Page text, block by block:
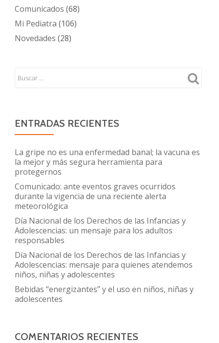
Comunicados (68)
Mi Pediatra (106)
Novedades (28)
ENTRADAS RECIENTES
La gripe no es una enfermedad banal; la vacuna es
la mejor y más segura herramienta para
protegernos
Comunicado: ante eventos graves ocurridos
durante la vigencia de una reciente alerta
meteorológica
Día Nacional de los Derechos de las Infancias y
Adolescencias: un mensaje para los adultos
responsables
Día Nacional de los Derechos de las Infancias y
Adolescencias: mensaje para quienes atendemos
niños, niñas y adolescentes
Bebidas “energizantes” y el uso en niños, niñas y
adolescentes
COMENTARIOS RECIENTES